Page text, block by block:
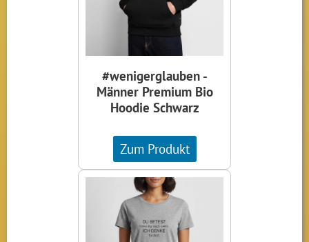
#wenigerglauben -
Männer Premium Bio
Hoodie Schwarz
Zum Produkt